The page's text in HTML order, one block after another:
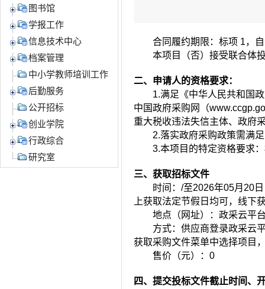
图书馆
学报工作
信息技术中心
档案管理
中小学教师培训工作
后勤服务
公开招标
创业学院
行政综合
研究室
合同履约期限： 标项 1，
本项目（否）接受联合体
二、申请人的资格要求：
1.满足《中华人民共和国
中国政府采购网（
重大税收违法失信主体、政府
2.落实政府采购政策需满
3.本项目的特定资格要求：
三、获取招标文件
时间： /至2026年05月20日
上获取法定节假日均可，线下
地点（网址）： 政采云平
方式： 供应商登录政采云
获取采购文件菜单中选择项目
售价（元）： 0
四、提交投标文件截止时间、